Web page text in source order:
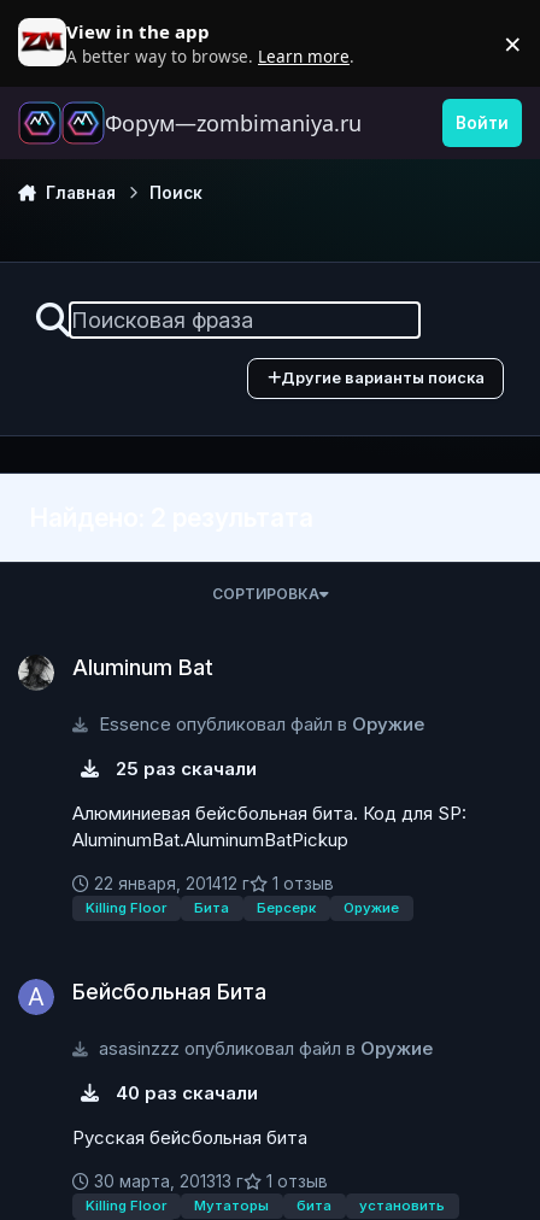
Перейти к содержанию
View in the app
A better way to browse. Learn more. ×
Форум—zombimaniya.ru Войти
Главная Поиск
Другие варианты поиска
СОРТИРОВКА
Aluminum Bat
Essence опубликовал файл в Оружие
25 раз скачали
Алюминиевая бейсбольная бита. Код для SP:
AluminumBat.AluminumBatPickup
22 января, 201412 г 1 отзыв
Killing Floor Бита Берсерк Оружие
Бейсбольная Бита
asasinzzz опубликовал файл в Оружие
40 раз скачали
Русская бейсбольная бита
30 марта, 201313 г 1 отзыв
Killing Floor Мутаторы бита
установить